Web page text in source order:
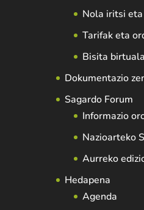
Nola iritsi
Tarifak eta
Bisita birtuala
Dokumentazio
Sagardo Forum
Informazio
Nazioarteko
Aurreko
Hedapena
Agenda